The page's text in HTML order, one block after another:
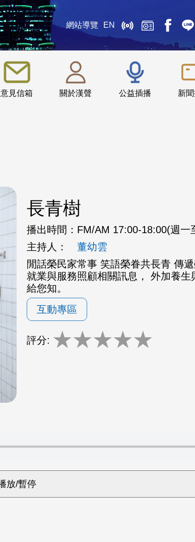
網站導覽 EN
意見信箱 關於漢聲 公益插播 新
:::
長青樹
播出時間： FM/AM 17:00-18:00(週一
主持人：
董幼雲
閒話榮民家常事 笑語榮眷共長青 傳
就業與服務照顧相關訊息， 外加養
給您知。
互動專區
評分: ★★★★★